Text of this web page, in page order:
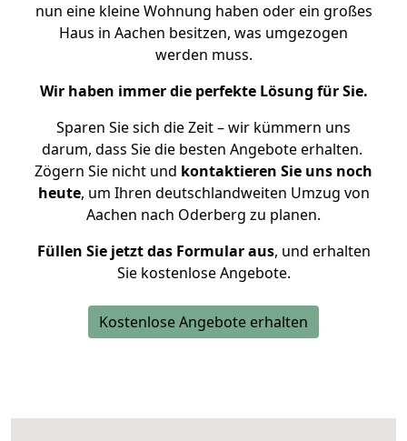
nun eine kleine Wohnung haben oder ein großes
Haus in Aachen besitzen, was umgezogen
werden muss.
Wir haben immer die perfekte Lösung für Sie.
Sparen Sie sich die Zeit – wir kümmern uns
darum, dass Sie die besten Angebote erhalten.
Zögern Sie nicht und kontaktieren Sie uns noch
heute, um Ihren deutschlandweiten Umzug von
Aachen nach Oderberg zu planen.
Füllen Sie jetzt das Formular aus, und erhalten
Sie kostenlose Angebote.
Kostenlose Angebote erhalten